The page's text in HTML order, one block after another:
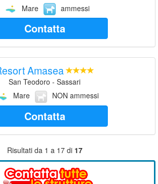
Mare
ammessi
Contatta
Amasea
San Teodoro - Sassari
Mare
NON ammessi
Contatta
Risultati da 1 a 17 di 17